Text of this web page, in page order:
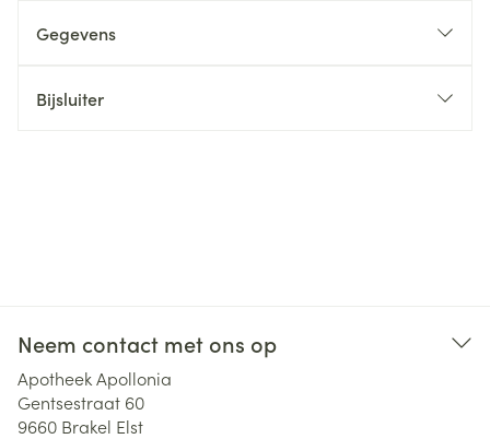
Gegevens
Bijsluiter
Neem contact met ons op
Apotheek Apollonia
Gentsestraat 60
9660 Brakel Elst